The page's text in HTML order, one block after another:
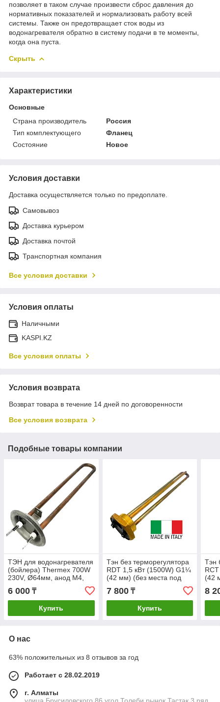
позволяет в таком случае произвести сброс давления до
нормативных показателей и нормализовать работу всей
системы. Также он предотвращает сток воды из
водонагревателя обратно в систему подачи в те моменты,
когда она пуста.
Скрыть
Характеристики
Основные
Страна производитель
Россия
Тип комплектующего
Фланец​
Состояние
Новое
Условия доставки
Доставка осуществляется только по предоплате.
Самовывоз
Доставка курьером
Доставка почтой
Транспортная компания
Все условия доставки
Условия оплаты
Наличными
KASPI.KZ
Все условия оплаты
Условия возврата
Возврат товара в течение 14 дней по договоренности
Все условия возврата
Подобные товары компании
ТЭН для водонагревателя
(бойлера) Thermex 700W
230V, Ø64мм, анод М4,
L240мм, RF CU, медь,
Thermowatt
6 000 ₸
Купить
Тэн без терморегулятора
RDT 1,5 кВт (1500W) G1¼
(42 мм) (без места под
анод) Thermowatt
(Италия)
7 800₸
Купить
Тэн
(42
8
О нас
63% положительных из 8 отзывов за год
Работает с 28.02.2019
г. Алматы